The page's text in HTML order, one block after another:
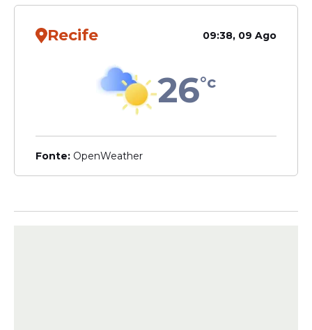
no Brasil passa a valer em
Passaporte de Eliza
Samúdio: confira imagens
do documento encontrado
Recife 09:38, 09 Ago
26°c
Fonte: OpenWeather